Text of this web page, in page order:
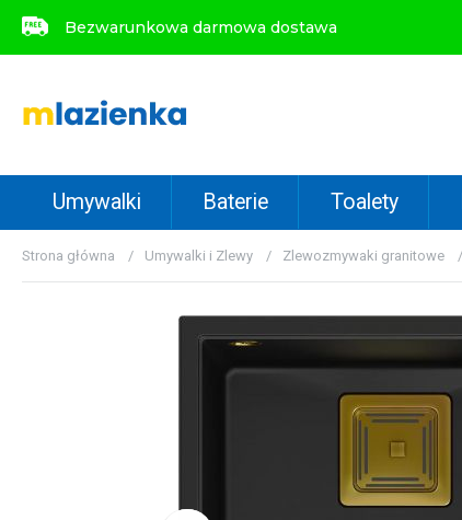
Bezwarunkowa darmowa dostawa
Umywalki Baterie Toalety
Strona główna Umywalki i Zlewy Zlewozmywaki granitowe